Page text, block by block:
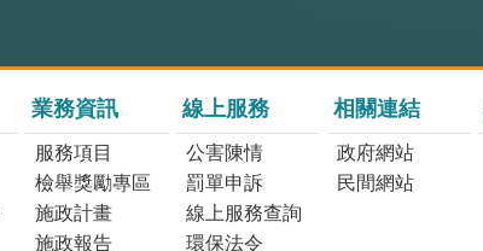
業務資訊
服務項目
檢舉獎勵專區
施政計畫
施政報告
線上服務
公害陳情
罰單申訴
線上服務查詢
環保法令
相關連結
政府網站
民間網站